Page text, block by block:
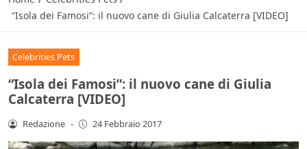
“Isola dei Famosi”: il nuovo cane di Giulia Calcaterra [VIDEO]
Celebrities Pets
“Isola dei Famosi”: il nuovo cane di Giulia
Calcaterra [VIDEO]
Redazione - 24 Febbraio 2017